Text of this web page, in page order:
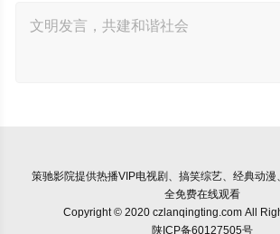
策驰影院提供热播VIP电视剧、搞笑综艺、经典动
全免费在线观看
Copyright © 2020 czlanqingting.com All
陕ICP备60127505号